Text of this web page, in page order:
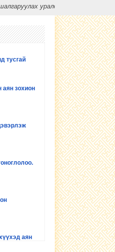
уралдаанд тусгай байр
тусгай
аян зохион
аян